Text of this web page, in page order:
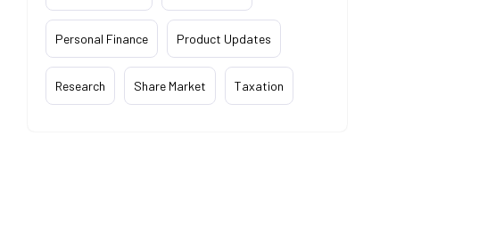
Personal Finance Product Updates
Research Share Market Taxation